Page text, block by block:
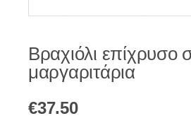
Βραχιόλι επίχρυσο
μαργαριτάρια
€37.50